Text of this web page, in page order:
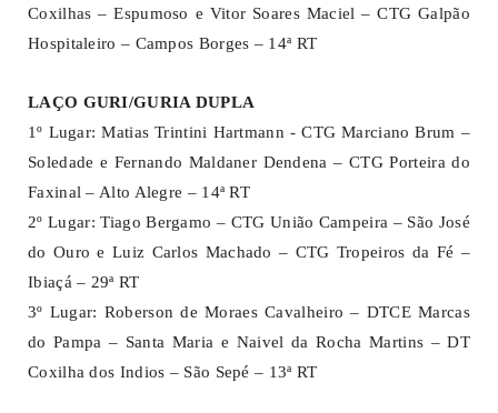
Coxilhas – Espumoso e Vitor Soares Maciel – CTG Galpão
Hospitaleiro – Campos Borges – 14ª RT
LAÇO GURI/GURIA DUPLA
1º Lugar: Matias Trintini Hartmann - CTG Marciano Brum –
Soledade e Fernando Maldaner Dendena – CTG Porteira do
Faxinal – Alto Alegre – 14ª RT
2º Lugar: Tiago Bergamo – CTG União Campeira – São José
do Ouro e Luiz Carlos Machado – CTG Tropeiros da Fé –
Ibiaçá – 29ª RT
3º Lugar: Roberson de Moraes Cavalheiro – DTCE Marcas
do Pampa – Santa Maria e Naivel da Rocha Martins – DT
Coxilha dos Indios – São Sepé – 13ª RT